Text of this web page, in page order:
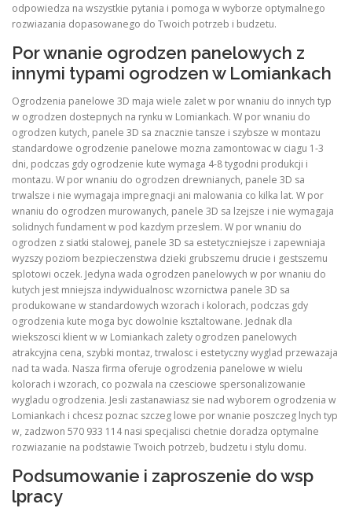
odpowiedza na wszystkie pytania i pomoga w wyborze optymalnego
rozwiazania dopasowanego do Twoich potrzeb i budzetu.
Por wnanie ogrodzen panelowych z
innymi typami ogrodzen w Lomiankach
Ogrodzenia panelowe 3D maja wiele zalet w por wnaniu do innych typ
w ogrodzen dostepnych na rynku w Lomiankach. W por wnaniu do
ogrodzen kutych, panele 3D sa znacznie tansze i szybsze w montazu
standardowe ogrodzenie panelowe mozna zamontowac w ciagu 1-3
dni, podczas gdy ogrodzenie kute wymaga 4-8 tygodni produkcji i
montazu. W por wnaniu do ogrodzen drewnianych, panele 3D sa
trwalsze i nie wymagaja impregnacji ani malowania co kilka lat. W por
wnaniu do ogrodzen murowanych, panele 3D sa lzejsze i nie wymagaja
solidnych fundament w pod kazdym przeslem. W por wnaniu do
ogrodzen z siatki stalowej, panele 3D sa estetyczniejsze i zapewniaja
wyzszy poziom bezpieczenstwa dzieki grubszemu drucie i gestszemu
splotowi oczek. Jedyna wada ogrodzen panelowych w por wnaniu do
kutych jest mniejsza indywidualnosc wzornictwa panele 3D sa
produkowane w standardowych wzorach i kolorach, podczas gdy
ogrodzenia kute moga byc dowolnie ksztaltowane. Jednak dla
wiekszosci klient w w Lomiankach zalety ogrodzen panelowych
atrakcyjna cena, szybki montaz, trwalosc i estetyczny wyglad przewazaja
nad ta wada. Nasza firma oferuje ogrodzenia panelowe w wielu
kolorach i wzorach, co pozwala na czesciowe spersonalizowanie
wygladu ogrodzenia. Jesli zastanawiasz sie nad wyborem ogrodzenia w
Lomiankach i chcesz poznac szczeg lowe por wnanie poszczeg lnych typ
w, zadzwon 570 933 114 nasi specjalisci chetnie doradza optymalne
rozwiazanie na podstawie Twoich potrzeb, budzetu i stylu domu.
Podsumowanie i zaproszenie do wsp
lpracy